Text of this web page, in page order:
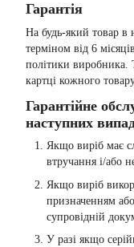
Гарантія
На будь-який товар в
терміном від 6
політики виробника.
картці кожного
Гарантійне
наступних
Якщо виріб має
втручання і/або
Якщо виріб
призначенням
супровідній
У разі якщо